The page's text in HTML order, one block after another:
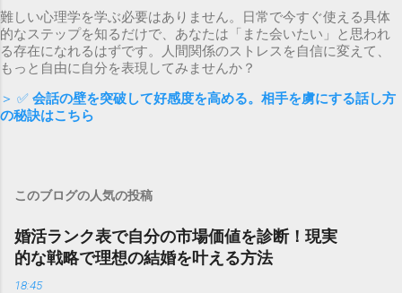
難しい心理学を学ぶ必要はありません。日常で今すぐ使える具体
的なステップを知るだけで、あなたは「また会いたい」と思われ
る存在になれるはずです。人間関係のストレスを自信に変えて、
もっと自由に自分を表現してみませんか？
＞ ✅ 会話の壁を突破して好感度を高める。相手を虜にする話し方
の秘訣はこちら
このブログの人気の投稿
婚活ランク表で自分の市場価値を診断！現実
的な戦略で理想の結婚を叶える方法
18:45